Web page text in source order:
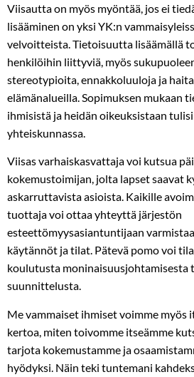
Viisautta on myös myöntää, jos ei
lisääminen on yksi YK:n
velvoitteista. Tietoisuutta lisäämällä
henkilöihin liittyviä, myös
stereotypioita, ennakkoluuloja ja
elämänalueilla. Sopimuksen mukaan
ihmisistä ja heidän oikeuksistaan
yhteiskunnassa.
Viisas varhaiskasvattaja voi kutsua
kokemustoimijan, jolta lapset saavat
askarruttavista asioista. Kaikille
tuottaja voi ottaa yhteyttä järjestön
esteettömyysasiantuntijaan
käytännöt ja tilat. Pätevä pomo voi
koulutusta moninaisuusjohtamisesta
suunnittelusta.
Me vammaiset ihmiset voimme myös
kertoa, miten toivomme itseämme
tarjota kokemustamme ja
hyödyksi. Näin teki tuntemani